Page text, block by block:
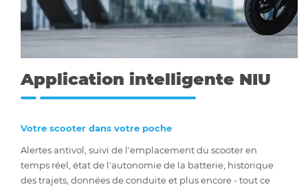
Application intelligente NIU
Votre scooter dans votre poche
Alertes antivol, suivi de l'emplacement du scooter en
temps réel, état de l'autonomie de la batterie, historique
des trajets, données de conduite et plus encore - tout ce